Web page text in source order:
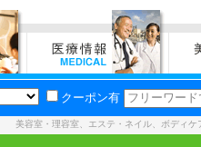
クーポン有
美容室・理容室、エステ・ネイル、ボディ